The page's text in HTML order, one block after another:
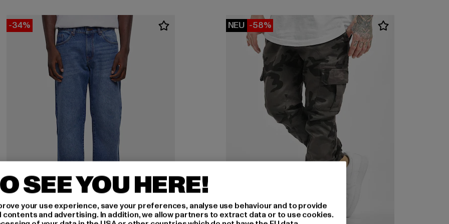
-34% NEU -58%
SEE YOU HERE!
your use experience, save your preferences, analyse use behaviour and to provide
and advertising. In addition, we allow partners to extract data or to use cookies.